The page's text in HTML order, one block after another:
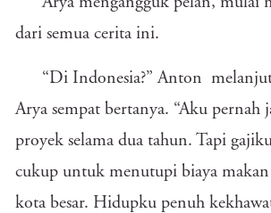
dari semua cerita ini.
“Di Indonesia?” Anton
Arya sempat bertanya. “Aku pernah
proyek selama dua tahun. Tapi
cukup untuk menutupi biaya
kota besar. Hidupku penuh